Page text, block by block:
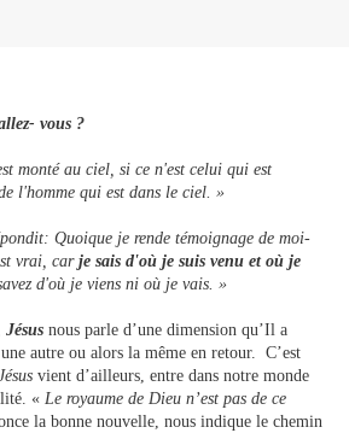
vous ?
monté au ciel, si ce n'est celui qui est
l'homme qui est dans le ciel. »
Quoique je rende témoignage de moi-
vrai, car je sais d'où je suis venu et où je
d'où je viens ni où je vais. »
Jésus nous parle d’une dimension qu’Il a
autre ou alors la même en retour. C’est
vient d’ailleurs, entre dans notre monde
« Le royaume de Dieu n’est pas de ce
la bonne nouvelle, nous indique le chemin